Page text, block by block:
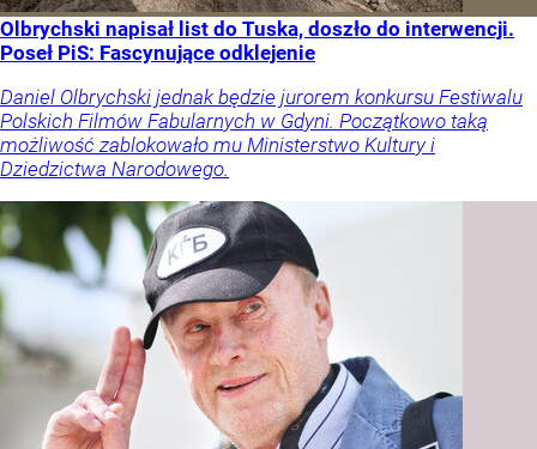
Olbrychski napisał list do Tuska, doszło do interwencji.
Poseł PiS: Fascynujące odklejenie
Daniel Olbrychski jednak będzie jurorem konkursu Festiwalu
Polskich Filmów Fabularnych w Gdyni. Początkowo taką
możliwość zablokowało mu Ministerstwo Kultury i
Dziedzictwa Narodowego.